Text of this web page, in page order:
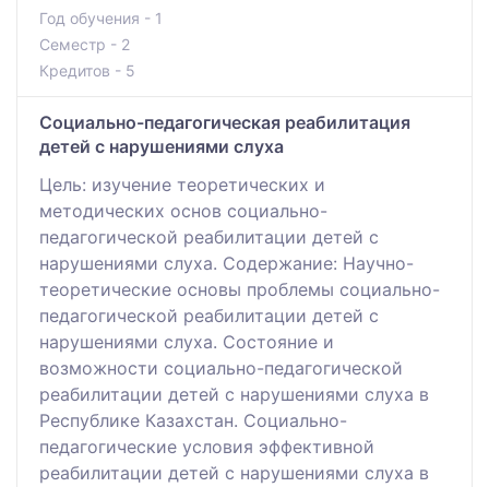
Год обучения - 1
Семестр - 2
Кредитов - 5
Социально-педагогическая реабилитация
детей с нарушениями слуха
Цель: изучение теоретических и
методических основ социально-
педагогической реабилитации детей с
нарушениями слуха. Содержание: Научно-
теоретические основы проблемы социально-
педагогической реабилитации детей с
нарушениями слуха. Состояние и
возможности социально-педагогической
реабилитации детей с нарушениями слуха в
Республике Казахстан. Социально-
педагогические условия эффективной
реабилитации детей с нарушениями слуха в